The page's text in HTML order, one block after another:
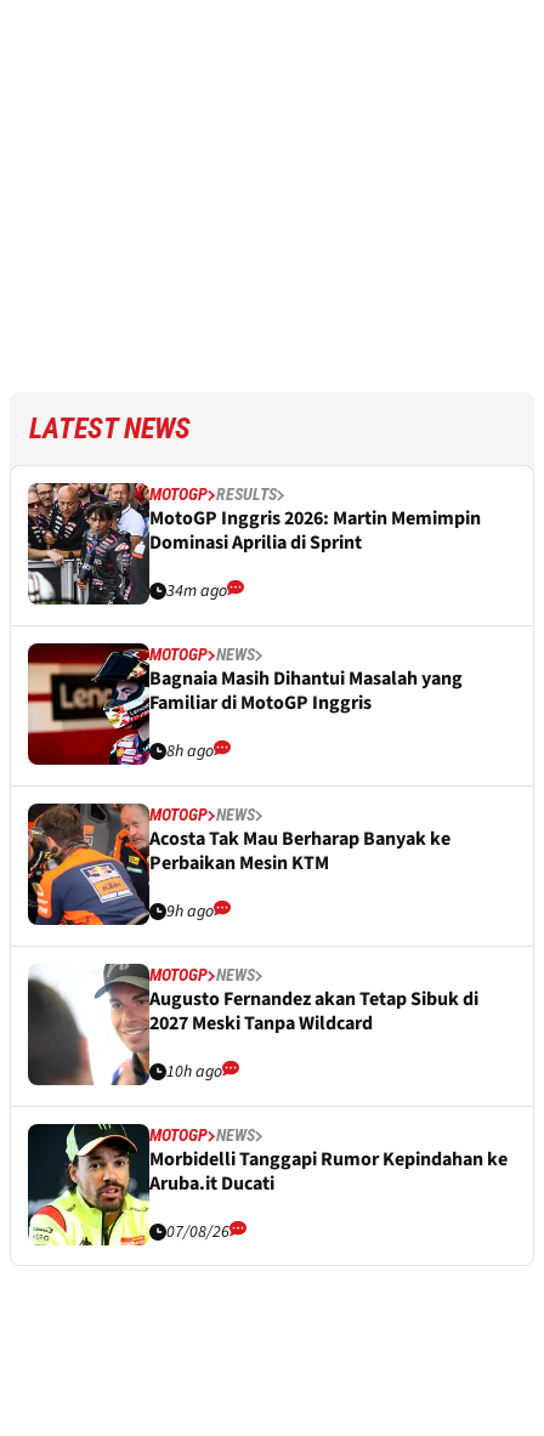
LATEST NEWS
MOTOGP RESULTS
MotoGP Inggris 2026: Martin Memimpin
Dominasi Aprilia di Sprint
34m ago
MOTOGP NEWS
Bagnaia Masih Dihantui Masalah yang
Familiar di MotoGP Inggris
8h ago
MOTOGP NEWS
Acosta Tak Mau Berharap Banyak ke
Perbaikan Mesin KTM
9h ago
MOTOGP NEWS
Augusto Fernandez akan Tetap Sibuk di
2027 Meski Tanpa Wildcard
10h ago
MOTOGP NEWS
Morbidelli Tanggapi Rumor Kepindahan ke
Aruba.it Ducati
07/08/26